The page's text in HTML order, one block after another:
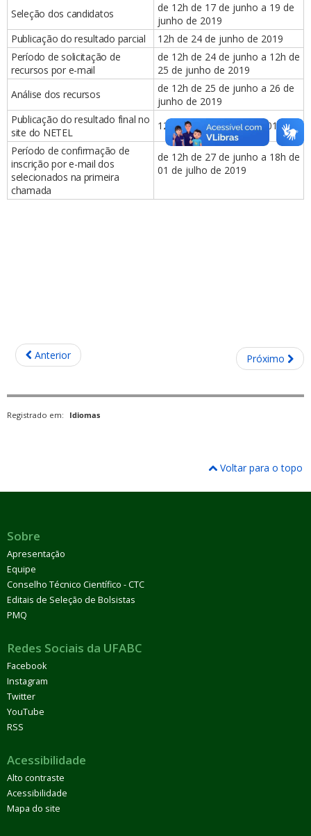
Seleção dos candidatos
de 12h de 17 de junho a 19 de
junho de 2019
Publicação do resultado parcial
12h de 24 de junho de 2019
Período de solicitação de
recursos por e-mail
de 12h de 24 de junho a 12h de
25 de junho de 2019
Análise dos recursos
de 12h de 25 de junho a 26 de
junho de 2019
Publicação do resultado final no
site do NETEL
12h de 27 de junho de 2019
Período de confirmação de
inscrição por e-mail dos
selecionados na primeira
chamada
de 12h de 27 de junho a 18h de
01 de julho de 2019
Anterior Próximo
Registrado em: Idiomas
Voltar para o topo
Sobre
Apresentação
Equipe
Conselho Técnico Científico - CTC
Editais de Seleção de Bolsistas
PMQ
Redes Sociais da UFABC
Facebook
Instagram
Twitter
YouTube
RSS
Acessibilidade
Alto contraste
Acessibilidade
Mapa do site